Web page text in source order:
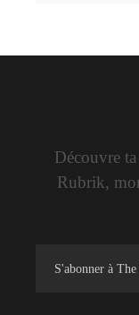
Découvre
Rubrik,